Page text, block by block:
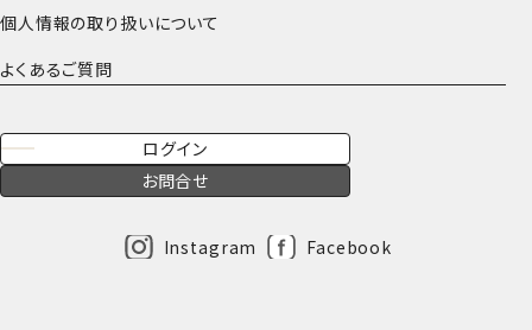
個人情報の取り扱いについて
よくあるご質問
ログイン
お問合せ
Instagram Facebook